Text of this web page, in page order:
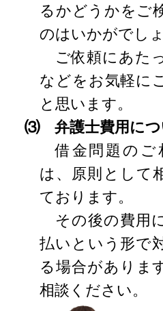
るかどうかをご
のはいかがでしょ
ご依頼にあた
などをお気軽に
と思います。
⑶ 弁護士費用につ
借金問題の
は、原則として
ております。
その後の費用
払いという形で
る場合がありま
相談ください。